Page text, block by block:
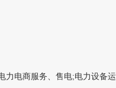
商服务、售电;电力设备运